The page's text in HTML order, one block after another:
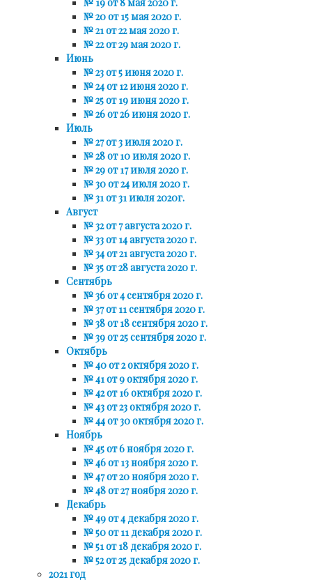
№ 20 от 15 мая 2020 г.
№ 21 от 22 мая 2020 г.
№ 22 от 29 мая 2020 г.
Июнь
№ 23 от 5 июня 2020 г.
№ 24 от 12 июня 2020 г.
№ 25 от 19 июня 2020 г.
№ 26 от 26 июня 2020 г.
Июль
№ 27 от 3 июля 2020 г.
№ 28 от 10 июля 2020 г.
№ 29 от 17 июля 2020 г.
№ 30 от 24 июля 2020 г.
№ 31 от 31 июля 2020г.
Август
№ 32 от 7 августа 2020 г.
№ 33 от 14 августа 2020 г.
№ 34 от 21 августа 2020 г.
№ 35 от 28 августа 2020 г.
Сентябрь
№ 36 от 4 сентября 2020 г.
№ 37 от 11 сентября 2020 г.
№ 38 от 18 сентября 2020 г.
№ 39 от 25 сентября 2020 г.
Октябрь
№ 40 от 2 октября 2020 г.
№ 41 от 9 октября 2020 г.
№ 42 от 16 октября 2020 г.
№ 43 от 23 октября 2020 г.
№ 44 от 30 октября 2020 г.
Ноябрь
№ 45 от 6 ноября 2020 г.
№ 46 от 13 ноября 2020 г.
№ 47 от 20 ноября 2020 г.
№ 48 от 27 ноября 2020 г.
Декабрь
№ 49 от 4 декабря 2020 г.
№ 50 от 11 декабря 2020 г.
№ 51 от 18 декабря 2020 г.
№ 52 от 25 декабря 2020 г.
2021 год